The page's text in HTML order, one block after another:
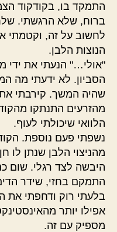
התמקד בו, בקודקוד
ברוח, שלא הרגשתי.
לחשוב על זה, וקטמתי
הנוצות הלבן.
"אולי…" הנעתי את ידי
הסביון. לא ידעתי מה
שהיה המשך. קירבתי את
מהזרעים התנתקו
הלוואי שיכולתי לעוף.
נשפתי פעם נוספת.
מהניצוי הלבן שנתן לו
היבשה לצד רגלי. שום
התמקם בחזי, שידר
בלעתי רוק ודחפתי את
אפילו יותר
מספיק עם זה.